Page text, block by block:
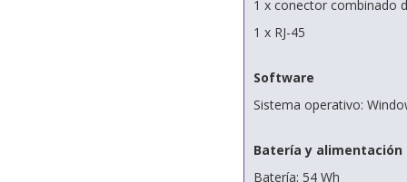
1 x conector combinado
1 x RJ-45
Software
Sistema operativo:
Batería y alimentación
Batería: 54 Wh